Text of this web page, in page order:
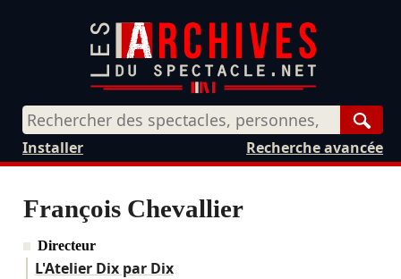
Recherche avancée
Installer
François Chevallier
Directeur
L'Atelier Dix par Dix